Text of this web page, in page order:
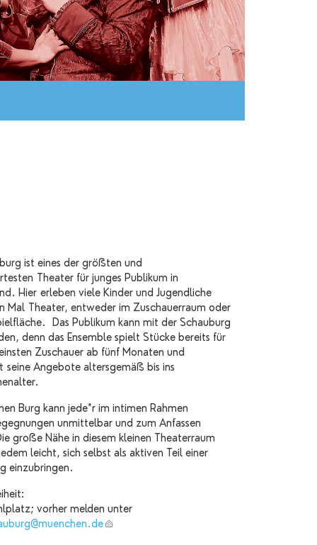
ist eines der größten und
Theater für junges Publikum in
Hier erleben viele Kinder und Jugendliche
Mal Theater, entweder im Zuschauerraum oder
Das Publikum kann mit der Schauburg
denn das Ensemble spielt Stücke bereits für
Zuschauer ab fünf Monaten und
seine Angebote altersgemäß bis ins
Burg kann jede*r im intimen Rahmen
unmittelbar und zum Anfassen
große Nähe in diesem kleinen Theaterraum
leicht, sich selbst als aktiven Teil einer
einzubringen.
vorher melden unter
muenchen.de